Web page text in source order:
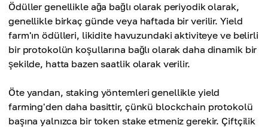
Ödüller genellikle ağa bağlı olarak periyodik olarak,
genellikle birkaç günde veya haftada bir verilir. Yield
farm'ın ödülleri, likidite havuzundaki aktiviteye ve belirli
bir protokolün koşullarına bağlı olarak daha dinamik bir
şekilde, hatta bazen saatlik olarak verilir.
Öte yandan, staking yöntemleri genellikle yield
farming'den daha basittir, çünkü blockchain protokolü
başına yalnızca bir token stake etmeniz gerekir. Çiftçilik